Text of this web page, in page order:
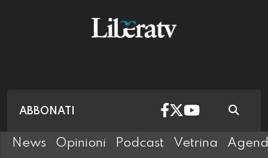
ABBONATI
News Opinioni Podcast Vetrina